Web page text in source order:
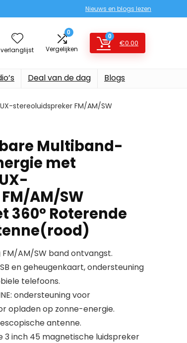
Nieuws en blogs lezen
verlanglijst
0
Vergelijken
0
€0.00
Deal van de dag Blogs
stereoluidspreker FM/AM/SW
Multiband-
met
AM/SW
360° Roterende
FM/AM/SW band ontvangst.
en geheugenkaart, ondersteuning
telefoons.
ondersteuning voor
opladen op zonne-energie.
antenne.
3 inch 45 magnetische luidspreker